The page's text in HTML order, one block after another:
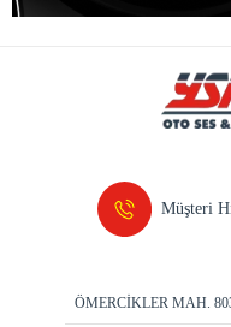
Müşteri
ÖMERCİKLER MAH.